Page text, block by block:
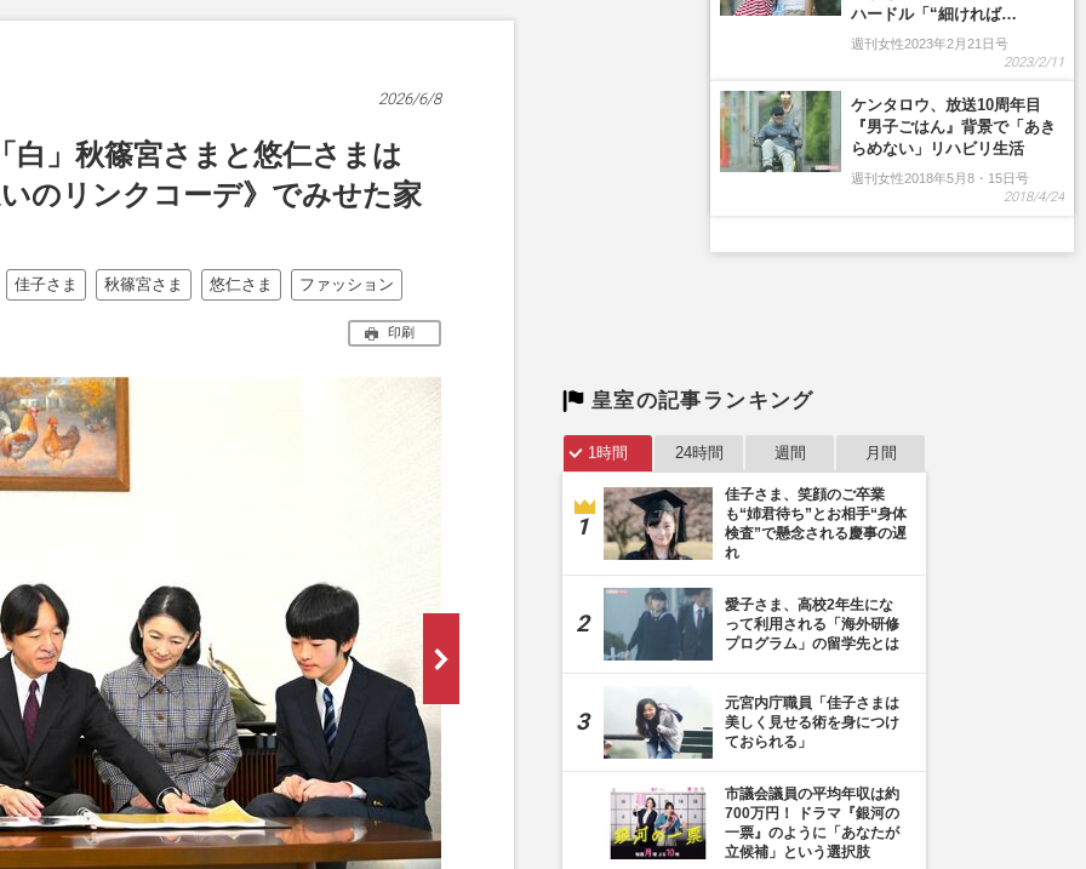
2026/6/8
白」秋篠宮さまと悠仁さまは
のリンクコーデ》でみせた家
佳子さま 秋篠宮さま 悠仁さま ファッション
印刷
皇室の記事ランキング
1時間 24時間 週間 月間
佳子さま、笑顔のご卒業
も“姉君待ち”とお相手“身体
検査”で懸念される慶事の遅
れ
愛子さま、高校2年生にな
って利用される「海外研修
プログラム」の留学先とは
元宮内庁職員「佳子さまは
美しく見せる術を身につけ
ておられる」
市議会議員の平均年収は約
700万円！ ドラマ『銀河の
一票』のように「あなたが
立候補」という選択肢